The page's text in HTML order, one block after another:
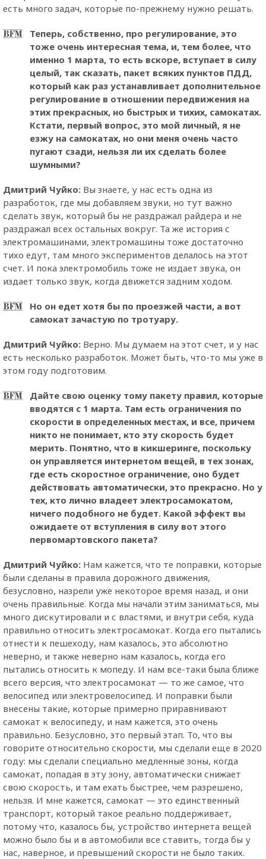
есть много задач, которые по-прежнему нужно решать.
Теперь, собственно, про регулирование, это
тоже очень интересная тема, и, тем более, что
именно 1 марта, то есть вскоре, вступает в силу
целый, так сказать, пакет всяких пунктов ПДД,
который как раз устанавливает дополнительное
регулирование в отношении передвижения на
этих прекрасных, но быстрых и тихих, самокатах.
Кстати, первый вопрос, это мой личный, я не
езжу на самокатах, но они меня очень часто
пугают сзади, нельзя ли их сделать более
шумными?
Дмитрий Чуйко: Вы знаете, у нас есть одна из
разработок, где мы добавляем звуки, но тут важно
сделать звук, который бы не раздражал райдера и не
раздражал всех остальных вокруг. Та же история с
электромашинами, электромашины тоже достаточно
тихо едут, там много экспериментов делалось на этот
счет. И пока электромобиль тоже не издает звука, он
издает только звук, когда движется задним ходом.
Но он едет хотя бы по проезжей части, а вот
самокат зачастую по тротуару.
Дмитрий Чуйко: Верно. Мы думаем на этот счет, и у нас
есть несколько разработок. Может быть, что-то мы уже в
этом году подготовим.
Дайте свою оценку тому пакету правил, которые
вводятся с 1 марта. Там есть ограничения по
скорости в определенных местах, и все, причем
никто не понимает, кто эту скорость будет
мерить. Понятно, что в кикшеринге, поскольку
он управляется интернетом вещей, в тех зонах,
где есть скоростное ограничение, оно будет
действовать автоматически, это прекрасно. Но у
тех, кто лично владеет электросамокатом,
ничего подобного не будет. Какой эффект вы
ожидаете от вступления в силу вот этого
первомартовского пакета?
Дмитрий Чуйко: Нам кажется, что те поправки, которые
были сделаны в правила дорожного движения,
безусловно, назрели уже некоторое время назад, и они
очень правильные. Когда мы начали этим заниматься, мы
много дискутировали и с властями, и внутри себя, куда
правильно относить электросамокат. Когда его пытались
отнести к пешеходу, нам казалось, это абсолютно
неверно, и также неверно нам казалось, когда его
пытались относить к мопеду. И нам все-таки была ближе
всего версия, что электросамокат — то же самое, что
велосипед или электровелосипед. И поправки были
внесены такие, которые примерно приравнивают
самокат к велосипеду, и нам кажется, это очень
правильно. Безусловно, это первый этап. То, что вы
говорите относительно скорости, мы сделали еще в 2020
году: мы сделали специально медленные зоны, когда
самокат, попадая в эту зону, автоматически снижает
свою скорость, и там ехать быстрее, чем разрешено,
нельзя. И мне кажется, самокат — это единственный
транспорт, который такое реально поддерживает,
потому что, казалось бы, устройство интернета вещей
можно было бы и в автомобили все ставить, тогда бы у
нас, наверное, и превышений скорости не было таких.